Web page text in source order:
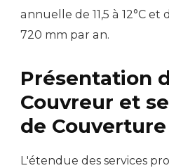
annuelle de 11,5 à 12°C
720 mm par an.
Présentation
Couvreur et
de
L'étendue des services